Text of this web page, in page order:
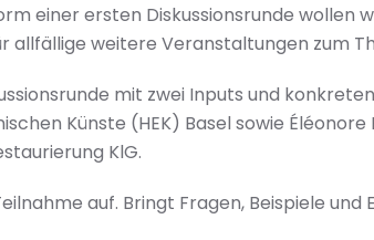
einer ersten Diskussionsrunde
allfällige weitere Veranstaltungen zum
mit zwei Inputs und
Künste (HEK) Basel sowie
KlG​.
auf. Bringt Fragen, Beispiele